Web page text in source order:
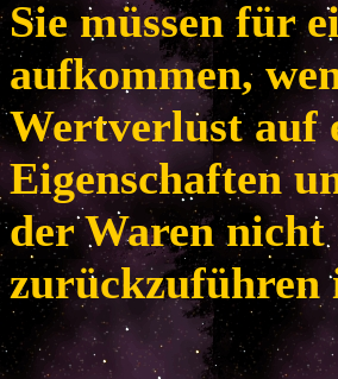
Sie müssen für
aufkommen,
Wertverlust auf
Eigenschaften
der Waren
zurückzuführen